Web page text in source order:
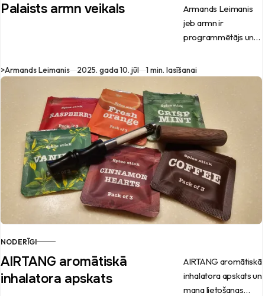
Palaists armn veikals
Armands Leimanis
jeb armn ir
programmētājs un
palaidis savu
interneta veikalu.
>Armands Leimanis 2025. gada 10. jūl 1 min. lasīšanai
NODERĪGI
AIRTANG aromātiskā
inhalatora apskats
AIRTANG aromātiskā
inhalatora apskats un
mana lietošanas